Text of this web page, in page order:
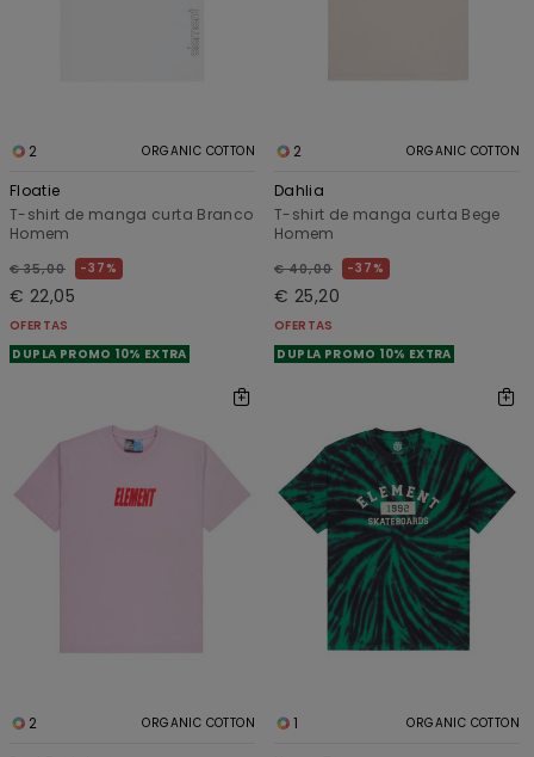
2 ORGANIC COTTON
Floatie
T-shirt de manga curta Branco
Homem
€ 35,00 37%
€ 22,05
OFERTAS
DUPLA PROMO 10% EXTRA
2 ORGANIC COTTON
Dahlia
T-shirt de manga curta Bege
Homem
€ 40,00 37%
€ 25,20
OFERTAS
DUPLA PROMO 10% EXTRA
2 ORGANIC COTTON 1 ORGANIC COTTON